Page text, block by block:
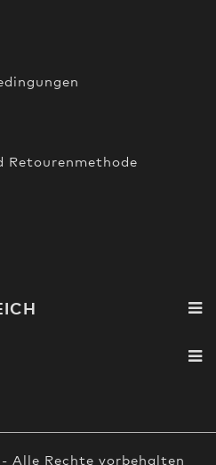
Retourenmethode
Alle Rechte vorbehalten